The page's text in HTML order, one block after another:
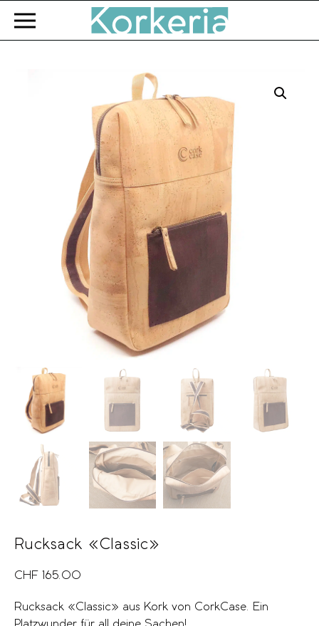
Zum Hauptinhalt springen
Rucksack «Classic»
CHF 165.00
Rucksack «Classic» aus Kork von CorkCase. Ein